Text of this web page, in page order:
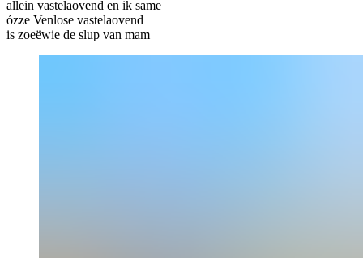
allein vastelaovend en ik same
ózze Venlose vastelaovend
is zoeëwie de slup van mam